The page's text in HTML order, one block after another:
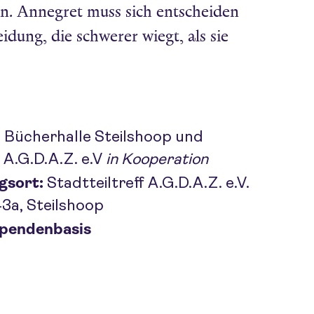
Annegret muss sich entscheiden
die schwerer wiegt, als sie
Bücherhalle Steilshoop und
e.V in Kooperation
Stadtteiltreff A.G.D.A.Z. e.V.
Steilshoop